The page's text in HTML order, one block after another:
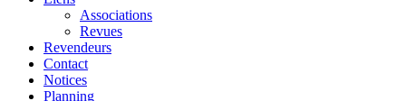
Associations
Revues
Revendeurs
Contact
Notices
Planning